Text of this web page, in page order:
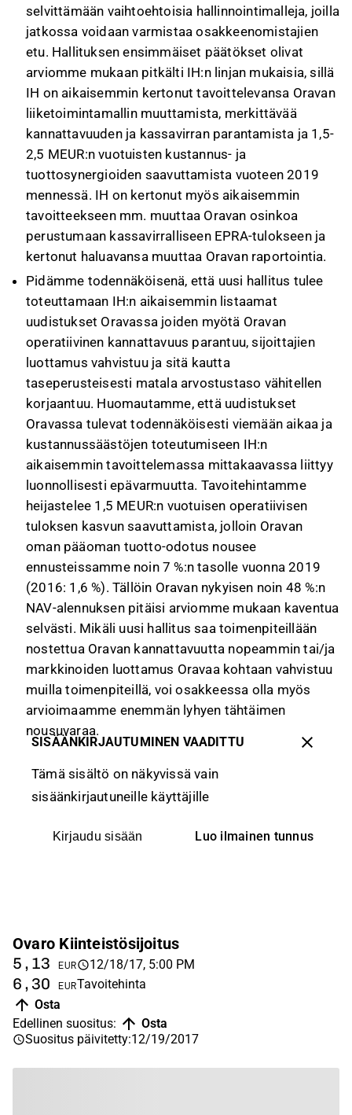
selvittämään vaihtoehtoisia hallinnointimalleja, joilla
jatkossa voidaan varmistaa osakkeenomistajien
etu. Hallituksen ensimmäiset päätökset olivat
arviomme mukaan pitkälti IH:n linjan mukaisia, sillä
IH on aikaisemmin kertonut tavoittelevansa Oravan
liiketoimintamallin muuttamista, merkittävää
kannattavuuden ja kassavirran parantamista ja 1,5-
2,5 MEUR:n vuotuisten kustannus- ja
tuottosynergioiden saavuttamista vuoteen 2019
mennessä. IH on kertonut myös aikaisemmin
tavoitteekseen mm. muuttaa Oravan osinkoa
perustumaan kassavirralliseen EPRA-tulokseen ja
kertonut haluavansa muuttaa Oravan raportointia.
Pidämme todennäköisenä, että uusi hallitus tulee
toteuttamaan IH:n aikaisemmin listaamat
uudistukset Oravassa joiden myötä Oravan
operatiivinen kannattavuus parantuu, sijoittajien
luottamus vahvistuu ja sitä kautta
taseperusteisesti matala arvostustaso vähitellen
korjaantuu. Huomautamme, että uudistukset
Oravassa tulevat todennäköisesti viemään aikaa ja
kustannussäästöjen toteutumiseen IH:n
aikaisemmin tavoittelemassa mittakaavassa liittyy
luonnollisesti epävarmuutta. Tavoitehintamme
heijastelee 1,5 MEUR:n vuotuisen operatiivisen
tuloksen kasvun saavuttamista, jolloin Oravan
oman pääoman tuotto-odotus nousee
ennusteissamme noin 7 %:n tasolle vuonna 2019
(2016: 1,6 %). Tällöin Oravan nykyisen noin 48 %:n
NAV-alennuksen pitäisi arviomme mukaan kaventua
selvästi. Mikäli uusi hallitus saa toimenpiteillään
nostettua Oravan kannattavuutta nopeammin tai/ja
markkinoiden luottamus Oravaa kohtaan vahvistuu
muilla toimenpiteillä, voi osakkeessa olla myös
arvioimaamme enemmän lyhyen tähtäimen
nousuvaraa.
SISÄÄNKIRJAUTUMINEN VAADITTU
Tämä sisältö on näkyvissä vain
sisäänkirjautuneille käyttäjille
Kirjaudu sisään Luo ilmainen tunnus
Ovaro Kiinteistösijoitus
5,13 EUR 12/18/17, 5:00 PM
6,30 EURTavoitehinta
Osta
Edellinen suositus:
Osta
Suositus päivitetty:12/19/2017